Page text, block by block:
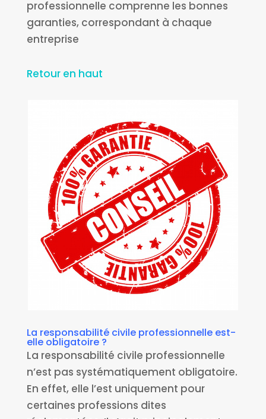
professionnelle comprenne les bonnes
garanties, correspondant à chaque
entreprise
Retour en haut
La responsabilité civile professionnelle est-
elle obligatoire ?
La responsabilité civile professionnelle
n’est pas systématiquement obligatoire.
En effet, elle l’est uniquement pour
certaines professions dites